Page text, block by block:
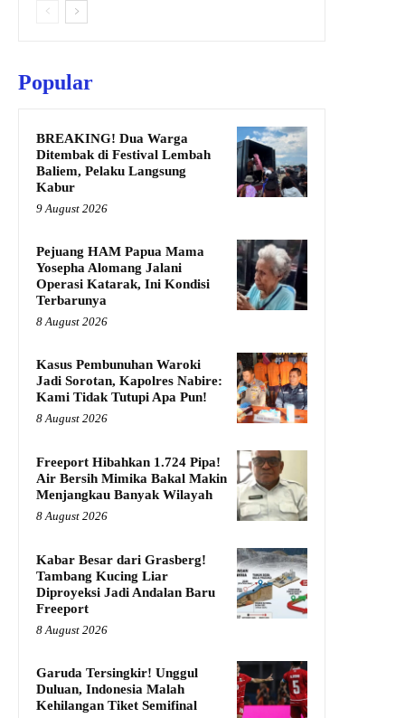
Popular
BREAKING! Dua Warga
Ditembak di Festival Lembah
Baliem, Pelaku Langsung
Kabur
9 August 2026
Pejuang HAM Papua Mama
Yosepha Alomang Jalani
Operasi Katarak, Ini Kondisi
Terbarunya
8 August 2026
Kasus Pembunuhan Waroki
Jadi Sorotan, Kapolres Nabire:
Kami Tidak Tutupi Apa Pun!
8 August 2026
Freeport Hibahkan 1.724 Pipa!
Air Bersih Mimika Bakal Makin
Menjangkau Banyak Wilayah
8 August 2026
Kabar Besar dari Grasberg!
Tambang Kucing Liar
Diproyeksi Jadi Andalan Baru
Freeport
8 August 2026
Garuda Tersingkir! Unggul
Duluan, Indonesia Malah
Kehilangan Tiket Semifinal